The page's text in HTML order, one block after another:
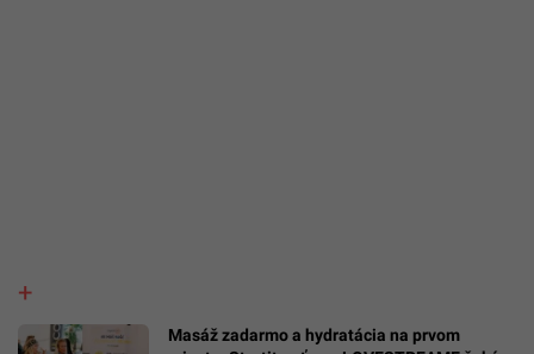
Masáž zadarmo a hydratácia na prvom